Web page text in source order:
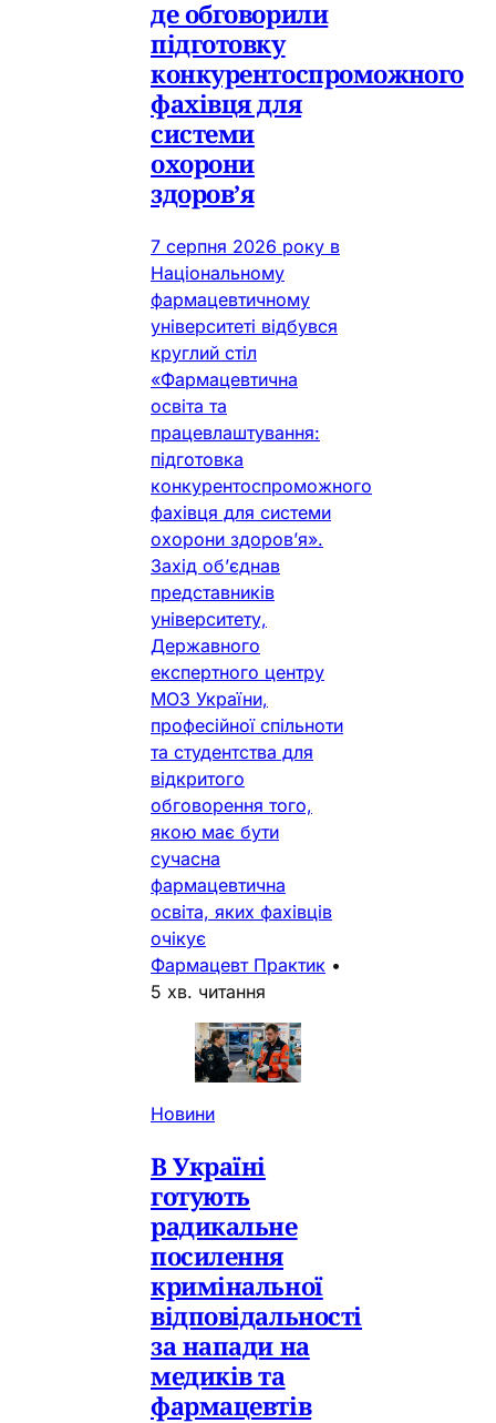
де обговорили
підготовку
конкурентоспроможного
фахівця для
системи
охорони
здоров’я
7 серпня 2026 року в
Національному
фармацевтичному
університеті відбувся
круглий стіл
«Фармацевтична
освіта та
працевлаштування:
підготовка
конкурентоспроможного
фахівця для системи
охорони здоров’я».
Захід об’єднав
представників
університету,
Державного
експертного центру
МОЗ України,
професійної спільноти
та студентства для
відкритого
обговорення того,
якою має бути
сучасна
фармацевтична
освіта, яких фахівців
очікує
Фармацевт Практик •
5 хв. читання
Новини
В Україні
готують
радикальне
посилення
кримінальної
відповідальності
за напади на
медиків та
фармацевтів